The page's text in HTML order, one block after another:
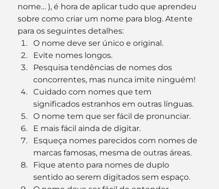
nome… ), é hora de aplicar tudo que aprendeu
sobre como criar um nome para blog. Atente
para os seguintes detalhes:
O nome deve ser único e original.
Evite nomes longos.
Pesquisa tendências de nomes dos
concorrentes, mas nunca imite ninguém!
Cuidado com nomes que tem
significados estranhos em outras línguas.
O nome tem que ser fácil de pronunciar.
E mais fácil ainda de digitar.
Esqueça nomes parecidos com nomes de
marcas famosas, mesma de outras áreas.
Fique atento para nomes de duplo
sentido ao serem digitados sem espaço.